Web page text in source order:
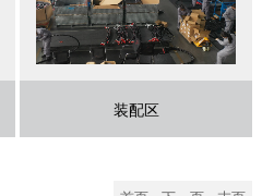
装配区